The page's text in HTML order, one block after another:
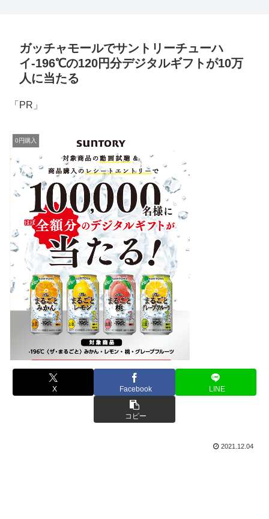
ガッチャモールでサントリーチューハ
イ-196℃の120円分デジタルギフトが10万
人に当たる
「PR」
0円購入
X Facebook LINE
コピー
2021.12.04